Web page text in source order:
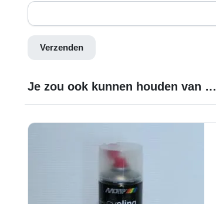
Je zou ook kunnen houden van …